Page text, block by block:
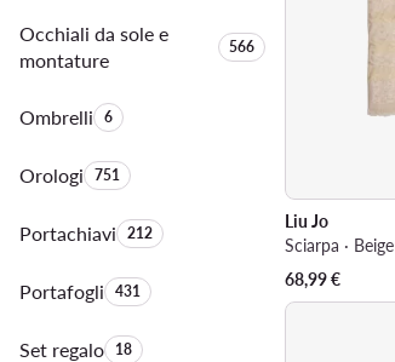
Occhiali da sole e
montature
Quantità di prodotti:
566
OmbrelliQuantità di prodotti:
6
OrologiQuantità di prodotti:
751
PortachiaviQuantità di prodotti:
212
PortafogliQuantità di prodotti:
431
Set regaloQuantità di prodotti:
18
Liu Jo
Sciarpa · Beige
68,99€